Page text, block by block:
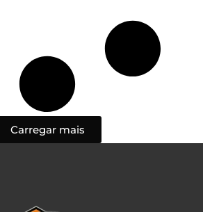
Carregar mais